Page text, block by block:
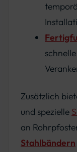
Zusätzlich
und spezielle
an
Stahlbändern